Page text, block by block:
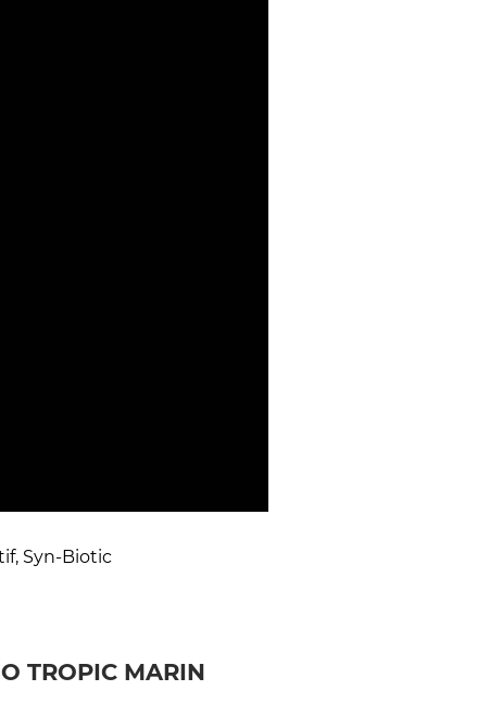
Syn-Biotic
MARIN